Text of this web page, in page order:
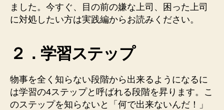
ました。今すぐ、目の前の嫌な上司、困った上司
に対処したい方は実践編からお読みください。
２．学習ステップ
物事を全く知らない段階から出来るようになるに
は学習の4ステップと呼ばれる段階を昇ります。こ
のステップを知らないと「何で出来ないんだ！」